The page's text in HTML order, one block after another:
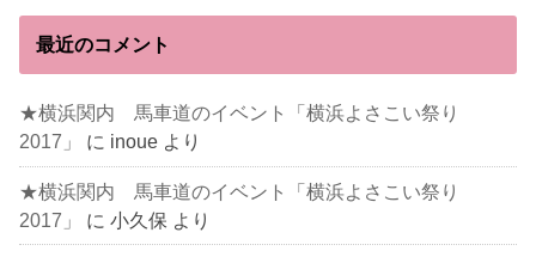
最近のコメント
★横浜関内 馬車道のイベント「横浜よさこい祭り
2017」
に inoue より
★横浜関内 馬車道のイベント「横浜よさこい祭り
2017」
に小久保 より